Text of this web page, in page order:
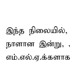
இந்த
நாளான இன்று,